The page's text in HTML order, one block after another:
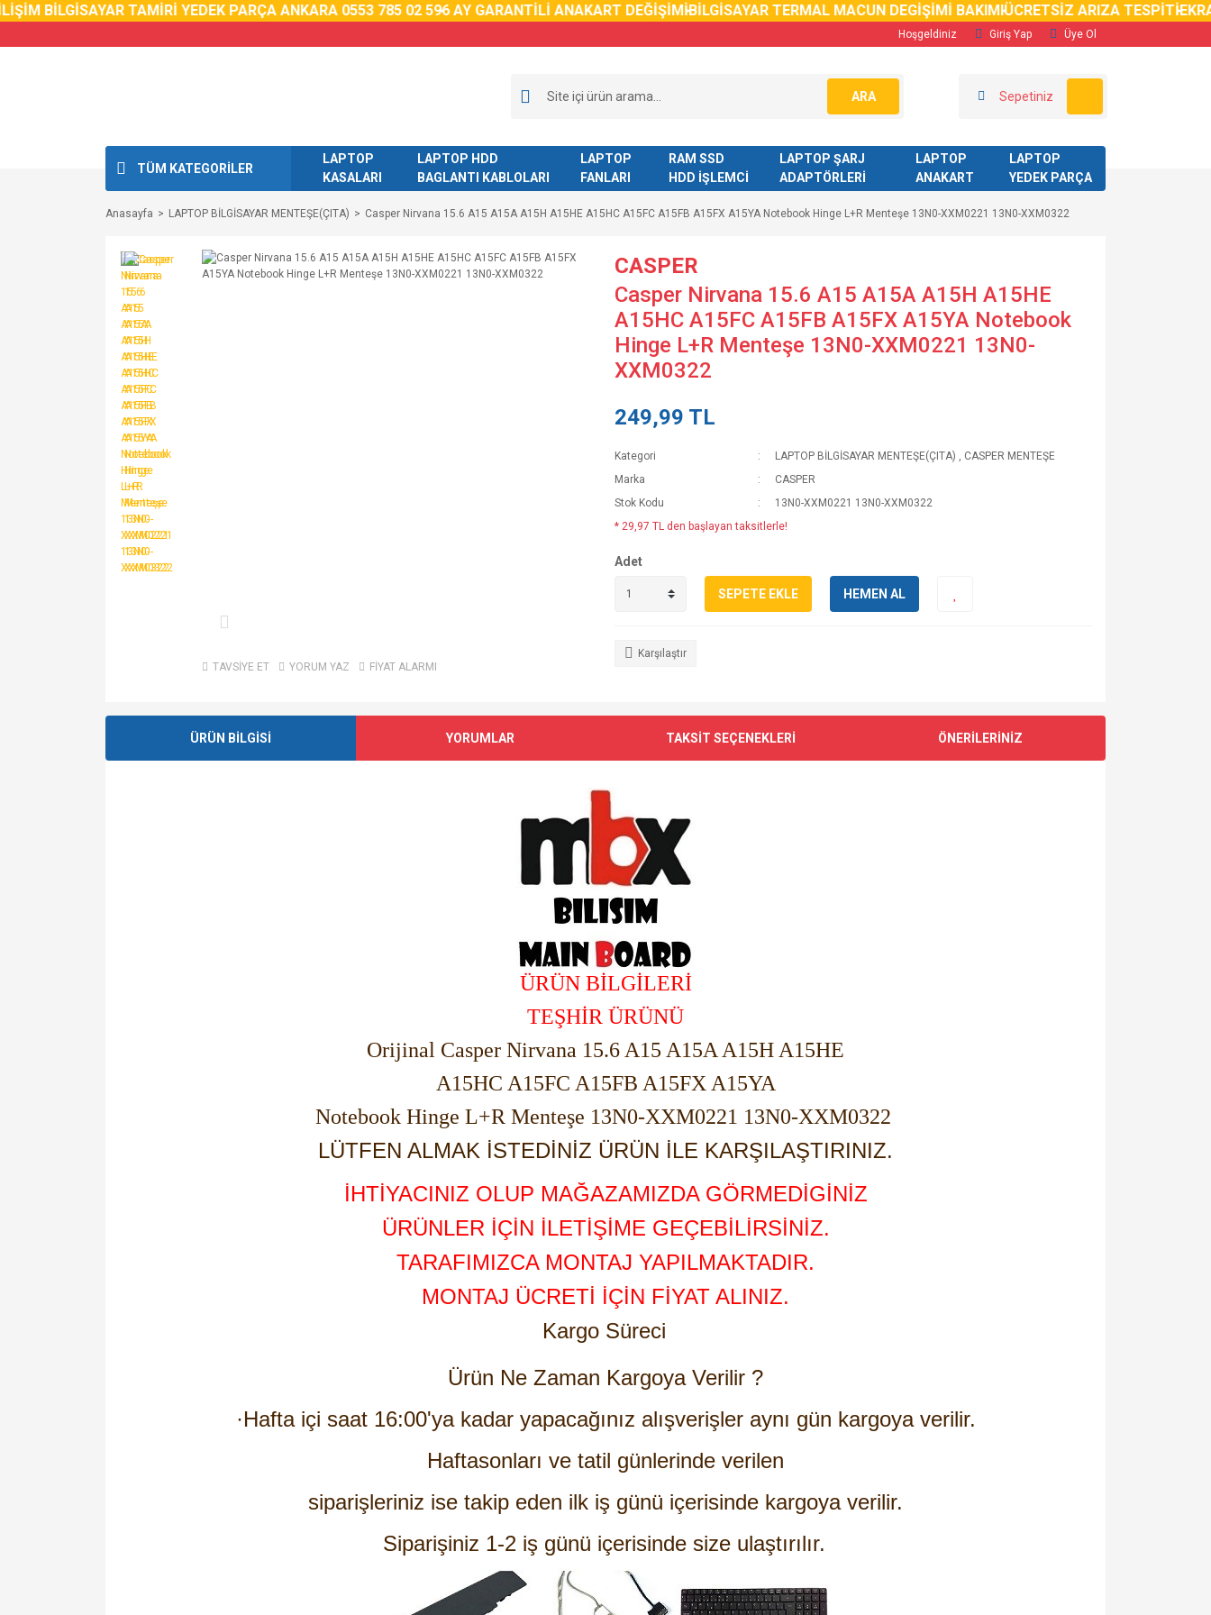
BİLGİSAYAR TAMİRİ YEDEK PARÇA ANKARA 0553 785 02 596 AY GARANTİLİ ANAKART DEĞİŞİMİBİLGİSAYAR TERMAL MACUN DEGİŞİMİ BAKIMIÜCRETSİZ ARIZA TESPİTİEKRAN
Hoşgeldiniz Giriş Yap Üye Ol
ARA Sepetiniz
TÜM KATEGORİLER
LAPTOP
KASALARI
LAPTOP HDD
BAGLANTI KABLOLARI
LAPTOP
FANLARI
RAM SSD
HDD İŞLEMCİ
LAPTOP ŞARJ
ADAPTÖRLERİ
LAPTOP
ANAKART
LAPTOP
YEDEK PARÇA
Anasayfa LAPTOP BİLGİSAYAR MENTEŞE(ÇITA) Casper Nirvana 15.6 A15 A15A A15H A15HE A15HC A15FC A15FB A15FX A15YA Notebook Hinge L+R Menteşe 13N0-XXM0221 13N0-XXM0322
TAVSİYE ET YORUM YAZ FİYAT ALARMI
CASPER
Casper Nirvana 15.6 A15 A15A A15H A15HE
A15HC A15FC A15FB A15FX A15YA Notebook
Hinge L+R Menteşe 13N0-XXM0221 13N0-
XXM0322
249,99 TL
Kategori LAPTOP BİLGİSAYAR MENTEŞE(ÇITA) , CASPER MENTEŞE
Marka
CASPER
Stok Kodu
13N0-XXM0221 13N0-XXM0322
* 29,97 TL den başlayan taksitlerle!
Adet
SEPETE EKLE HEMEN AL
Karşılaştır
ÜRÜN BİLGİSİ YORUMLAR TAKSİT SEÇENEKLERİ ÖNERİLERİNİZ
ÜRÜN BİLGİLERİ
TEŞHİR ÜRÜNÜ
Orijinal Casper Nirvana 15.6 A15 A15A A15H A15HE
A15HC A15FC A15FB A15FX A15YA
Notebook Hinge L+R Menteşe 13N0-XXM0221 13N0-XXM0322
LÜTFEN ALMAK İSTEDİNİZ ÜRÜN İLE KARŞILAŞTIRINIZ.
İHTİYACINIZ OLUP MAĞAZAMIZDA GÖRMEDİGİNİZ
ÜRÜNLER İÇİN İLETİŞİME GEÇEBİLİRSİNİZ.
TARAFIMIZCA MONTAJ YAPILMAKTADIR.
MONTAJ ÜCRETİ İÇİN FİYAT ALINIZ.
Kargo Süreci
Ürün Ne Zaman Kargoya Verilir ?
·Hafta içi saat 16:00'ya kadar yapacağınız alışverişler aynı gün kargoya verilir.
Haftasonları ve tatil günlerinde verilen
siparişleriniz ise takip eden ilk iş günü içerisinde kargoya verilir.
Siparişiniz 1-2 iş günü içerisinde size ulaştırılır.